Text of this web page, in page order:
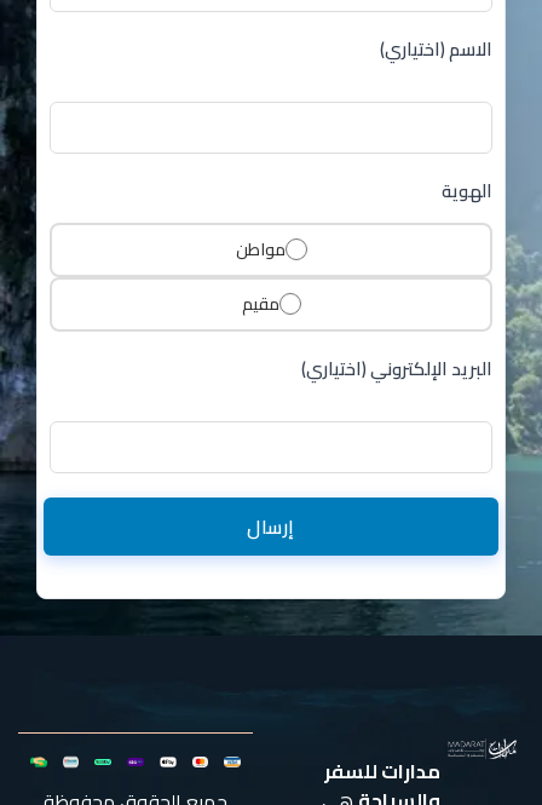
الاسم (اختياري)
الهوية
مواطن
مقيم
البريد الإلكتروني (اختياري)
إرسال
مدارات للسفر